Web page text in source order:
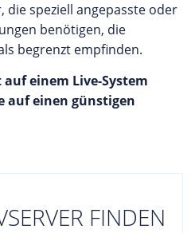
die speziell angepasste oder
benötigen, die
begrenzt empfinden.
einem Live-System
auf einen günstigen
FINDEN